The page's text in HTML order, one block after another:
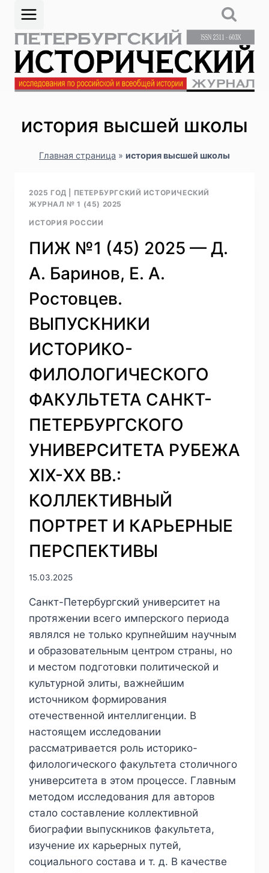
Перейти
содержимому
история высшей школы
Главная страница » история высшей школы
2025 ГОД
ПЕТЕРБУРГСКИЙ ИСТОРИЧЕСКИЙ
ЖУРНАЛ № 1 (45) 2025
ИСТОРИЯ РОССИИ
ПИЖ №1 (45) 2025 — Д.
А. Баринов, Е. А.
Ростовцев.
ВЫПУСКНИКИ
ИСТОРИКО-
ФИЛОЛОГИЧЕСКОГО
ФАКУЛЬТЕТА САНКТ-
ПЕТЕРБУРГСКОГО
УНИВЕРСИТЕТА РУБЕЖА
XIX-ХХ ВВ.:
КОЛЛЕКТИВНЫЙ
ПОРТРЕТ И КАРЬЕРНЫЕ
ПЕРСПЕКТИВЫ
15.03.2025
Санкт-Петербургский университет на
протяжении всего имперского периода
являлся не только крупнейшим научным
и образовательным центром страны, но
и местом подготовки политической и
культурной элиты, важнейшим
источником формирования
отечественной интеллигенции. В
настоящем исследовании
рассматривается роль историко-
филологического факультета столичного
университета в этом процессе. Главным
методом исследования для авторов
стало составление коллективной
биографии выпускников факультета,
изучение их карьерных путей,
социального состава и т. д. В качестве